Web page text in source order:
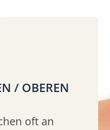
/ OBEREN
oft an